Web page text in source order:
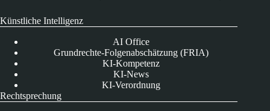
Künstliche Intelligenz
AI Office
Grundrechte-Folgenabschätzung (FRIA)
KI-Kompetenz
KI-News
KI-Verordnung
Rechtsprechung